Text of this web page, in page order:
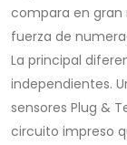
compara en gran
fuerza de
La principal
independientes.
sensores Plug &
circuito impreso